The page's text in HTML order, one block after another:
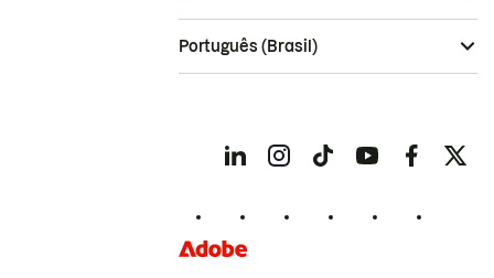
Português (Brasil)